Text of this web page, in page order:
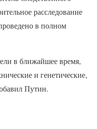
расследование
в полном
в ближайшее время,
и генетические,
Путин.